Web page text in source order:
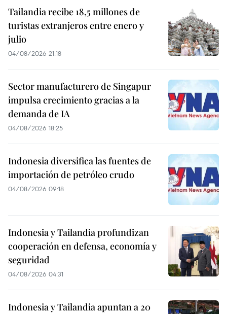
Tailandia recibe 18,5 millones de
turistas extranjeros entre enero y
julio
04/08/2026 21:18
Sector manufacturero de Singapur
impulsa crecimiento gracias a la
demanda de IA
04/08/2026 18:25
Indonesia diversifica las fuentes de
importación de petróleo crudo
04/08/2026 09:18
Indonesia y Tailandia profundizan
cooperación en defensa, economía y
seguridad
04/08/2026 04:31
Indonesia y Tailandia apuntan a 20